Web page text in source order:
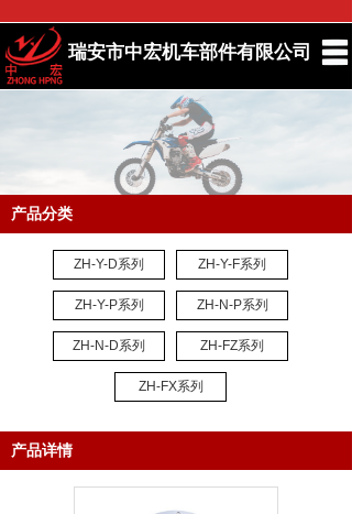
瑞安市中宏机车部件有限公司
首页
生产车间
新闻中心
联系我们
ENGLISH
产品详情
产品分类
ZH-Y-D系列 ZH-Y-F系列
ZH-Y-P系列 ZH-N-P系列
ZH-N-D系列 ZH-FZ系列
ZH-FX系列